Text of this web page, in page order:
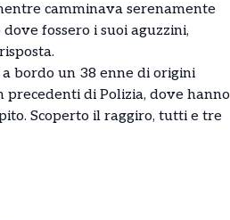
camminava serenamente
fossero i suoi aguzzini,
a bordo un 38 enne di origini
precedenti di Polizia, dove hanno
Scoperto il raggiro, tutti e tre